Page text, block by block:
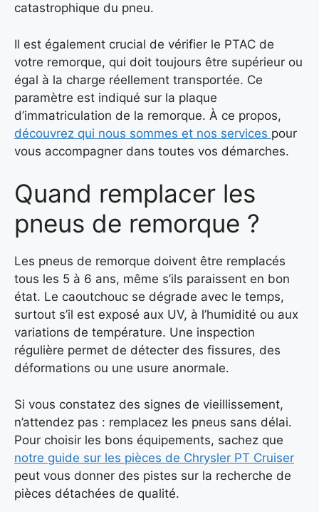
catastrophique du pneu.
Il est également crucial de vérifier le PTAC de
votre remorque, qui doit toujours être supérieur ou
égal à la charge réellement transportée. Ce
paramètre est indiqué sur la plaque
d’immatriculation de la remorque. À ce propos,
découvrez qui nous sommes et nos services pour
vous accompagner dans toutes vos démarches.
Quand remplacer les
pneus de remorque ?
Les pneus de remorque doivent être remplacés
tous les 5 à 6 ans, même s’ils paraissent en bon
état. Le caoutchouc se dégrade avec le temps,
surtout s’il est exposé aux UV, à l’humidité ou aux
variations de température. Une inspection
régulière permet de détecter des fissures, des
déformations ou une usure anormale.
Si vous constatez des signes de vieillissement,
n’attendez pas : remplacez les pneus sans délai.
Pour choisir les bons équipements, sachez que
notre guide sur les pièces de Chrysler PT Cruiser
peut vous donner des pistes sur la recherche de
pièces détachées de qualité.